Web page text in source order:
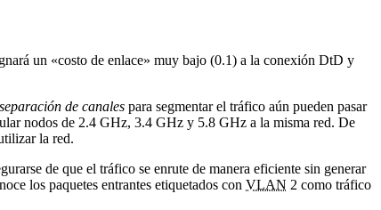
un «costo de enlace» muy bajo (0.1) a la conexión DtD y
separación de canales para segmentar el tráfico aún pueden pasar
nodos de 2.4 GHz, 3.4 GHz y 5.8 GHz a la misma red. De
la red.
de que el tráfico se enrute de manera eficiente sin generar
los paquetes entrantes etiquetados con VLAN 2 como tráfico